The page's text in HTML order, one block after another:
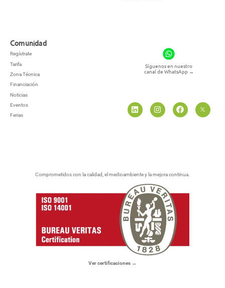
Comunidad
Regístrate
Tarifa
Zona Técnica
Financiación
Noticias
Eventos
Ferias
Síguenos en nuestro
canal de WhatsApp →
Comprometidos con la calidad, el medioambiente y la mejora continua.
Ver certificaciones →